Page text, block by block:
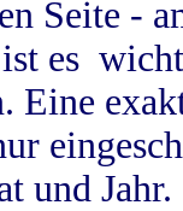
Seite -
es
Eine
und Jahr.